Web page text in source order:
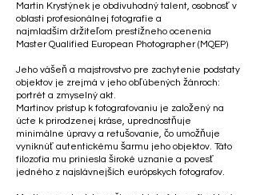
Martin Krystýnek je obdivuhodný talent, osobnosť v
oblasti profesionálnej fotografie a
najmladším držiteľom prestížneho ocenenia
Master Qualified European Photographer (MQEP)
Jeho vášeň a majstrovstvo pre zachytenie podstaty
objektov je zrejmá v jeho obľúbených žánroch:
portrét a zmyselný akt.
Martinov prístup k fotografovaniu je založený na
úcte k prirodzenej kráse, uprednostňuje
minimálne úpravy a retušovanie, čo umožňuje
vyniknúť autentickému šarmu jeho objektov. Táto
filozofia mu priniesla široké uznanie a povesť
jedného z najslávnejších európskych fotografov.